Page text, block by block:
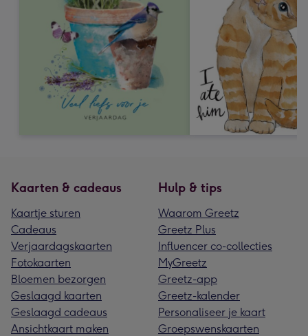
Kaarten & cadeaus
Kaartje sturen
Cadeaus
Verjaardagskaarten
Fotokaarten
Bloemen bezorgen
Geslaagd kaarten
Geslaagd cadeaus
Ansichtkaart maken
Hulp & tips
Waarom Greetz
Greetz Plus
Influencer co-collecties
MyGreetz
Greetz-app
Greetz-kalender
Personaliseer je kaart
Groepswenskaarten